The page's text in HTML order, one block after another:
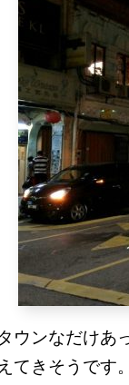
ウンなだけあ
てきそうです